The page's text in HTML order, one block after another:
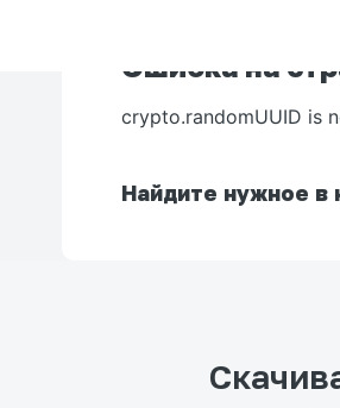
Ошибка на
crypto.randomUUID is
Найдите нужное в